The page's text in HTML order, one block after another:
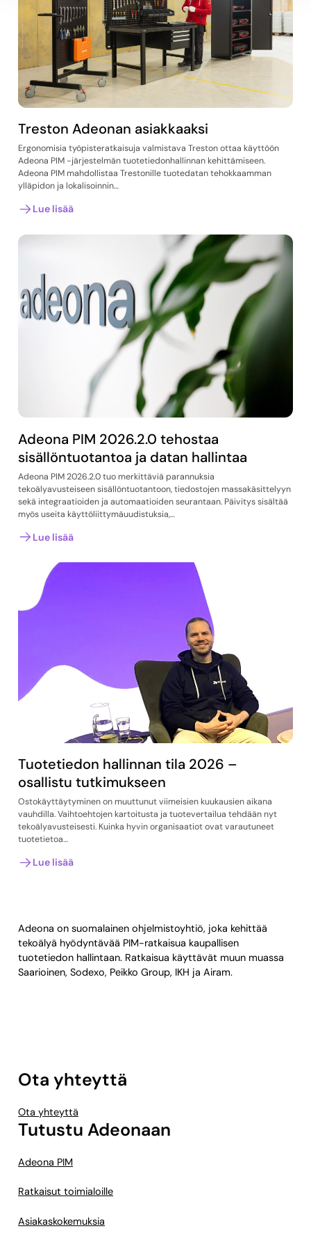
Treston Adeonan asiakkaaksi
Ergonomisia työpisteratkaisuja valmistava Treston ottaa käyttöön
Adeona PIM -järjestelmän tuotetiedonhallinnan kehittämiseen.
Adeona PIM mahdollistaa Trestonille tuotedatan tehokkaamman
ylläpidon ja lokalisoinnin…
Lue lisää
Adeona PIM 2026.2.0 tehostaa
sisällöntuotantoa ja datan hallintaa
Adeona PIM 2026.2.0 tuo merkittäviä parannuksia
tekoälyavusteiseen sisällöntuotantoon, tiedostojen massakäsittelyyn
sekä integraatioiden ja automaatioiden seurantaan. Päivitys sisältää
myös useita käyttöliittymäuudistuksia,…
Lue lisää
Tuotetiedon hallinnan tila 2026 –
osallistu tutkimukseen
Ostokäyttäytyminen on muuttunut viimeisien kuukausien aikana
vauhdilla. Vaihtoehtojen kartoitusta ja tuotevertailua tehdään nyt
tekoälyavusteisesti. Kuinka hyvin organisaatiot ovat varautuneet
tuotetietoa…
Lue lisää
Adeona on suomalainen ohjelmistoyhtiö, joka kehittää
tekoälyä hyödyntävää PIM-ratkaisua kaupallisen
tuotetiedon hallintaan. Ratkaisua käyttävät muun muassa
Saarioinen, Sodexo, Peikko Group, IKH ja Airam.
Ota yhteyttä
Ota yhteyttä
Tutustu Adeonaan
Adeona PIM
Ratkaisut toimialoille
Asiakaskokemuksia